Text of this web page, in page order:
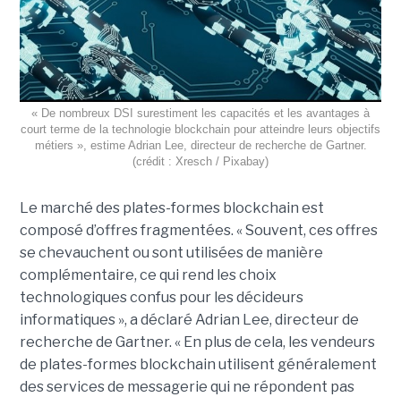
« De nombreux DSI surestiment les capacités et les avantages à
court terme de la technologie blockchain pour atteindre leurs objectifs
métiers », estime Adrian Lee, directeur de recherche de Gartner.
(crédit : Xresch / Pixabay)
Le marché des plates-formes blockchain est
composé d’offres fragmentées. « Souvent, ces offres
se chevauchent ou sont utilisées de manière
complémentaire, ce qui rend les choix
technologiques confus pour les décideurs
informatiques », a déclaré Adrian Lee, directeur de
recherche de Gartner. « En plus de cela, les vendeurs
de plates-formes blockchain utilisent généralement
des services de messagerie qui ne répondent pas